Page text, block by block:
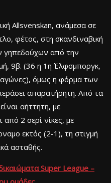
Allsvenskan, ανάμεσα σε
φέτος, στη σκανδιναβική
γηπεδούχων από την
9β. (36 η 1η Έλφσμποργκ,
όμως η φόρμα των
απαρατήρητη. Από τα
αήττητη, με
2 σερί νίκες, με
εκτός (2-1), τη στιγμή
ασταθής.
Super League –